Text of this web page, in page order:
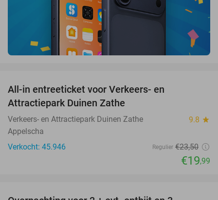
All-in entreeticket voor Verkeers- en
Attractiepark Duinen Zathe
Verkeers- en Attractiepark Duinen Zathe 9.8 star
Appelscha
Verkocht: 45.946
Regulier €23,50
€19,99